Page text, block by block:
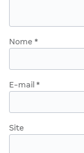
Nome *
E-mail *
Site